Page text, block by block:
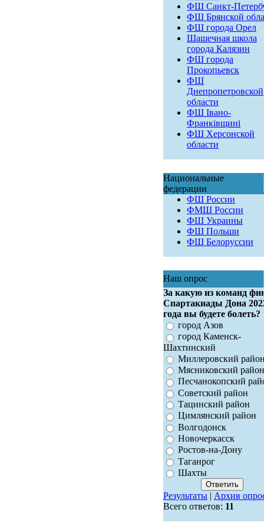
ФШ Санкт-
ФШ Брянской
ФШ города Орел
Шашечная школа
города Калязин
ФШ города
Прокопьевск
ФШ
Днепропетровской
области
ФШ Івано-
Франківщині
ФШ Херсонской
области
Национальные
федерации
ФШ России
ФМШ России
ФШ Украины
ФШ Польши
ФШ Белоруссии
Наш опрос
За какую из команд
Спартакиады Дона
года вы будете болеть?
город Азов
город Каменск-
Шахтинский
Миллеровский район
Мясниковский район
Песчанокопский
Советский район
Тацинский район
Цимлянский район
Волгодонск
Новочеркасск
Ростов-на-Дону
Таганрог
Шахты
Результаты| Архив
Всего ответов: 11